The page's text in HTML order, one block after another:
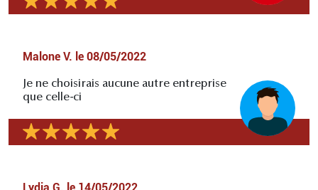
Malone V. le 08/05/2022
Je ne choisirais aucune autre entreprise
que celle-ci